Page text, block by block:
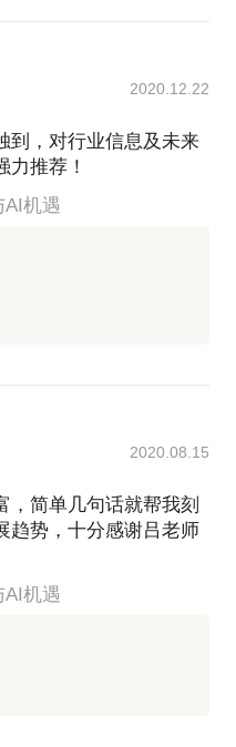
2020.12.22
到，对行业信息及未来
力推荐！
机遇
2020.08.15
，简单几句话就帮我刻
趋势，十分感谢吕老师
机遇